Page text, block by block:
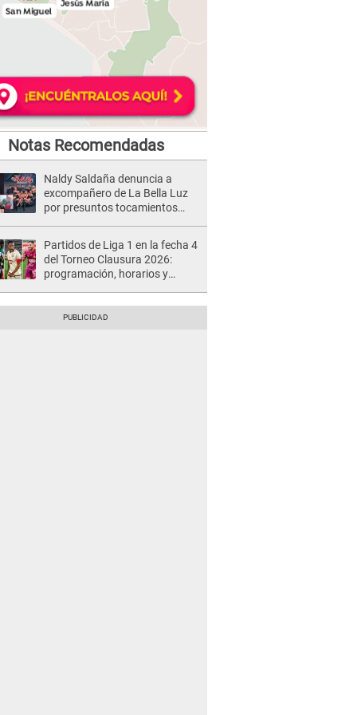
Notas Recomendadas
Naldy Saldaña denuncia a
excompañero de La Bella Luz
por presuntos tocamientos
Partidos de Liga 1 en la fecha 4
del Torneo Clausura 2026:
programación, horarios y